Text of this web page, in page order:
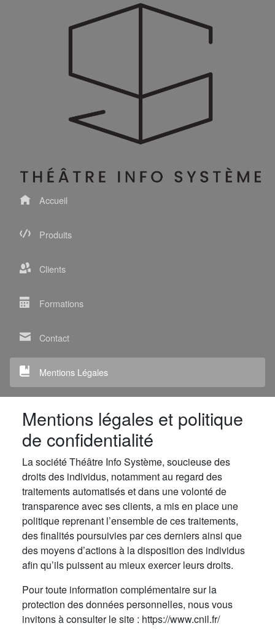
Accueil
Produits
Clients
Formations
Contact
Mentions Légales
Mentions légales et politique
de confidentialité
La société Théâtre Info Système, soucieuse des
droits des individus, notamment au regard des
traitements automatisés et dans une volonté de
transparence avec ses clients, a mis en place une
politique reprenant l’ensemble de ces traitements,
des finalités poursuivies par ces derniers ainsi que
des moyens d’actions à la disposition des individus
afin qu’ils puissent au mieux exercer leurs droits.
Pour toute information complémentaire sur la
protection des données personnelles, nous vous
invitons à consulter le site : https://www.cnil.fr/